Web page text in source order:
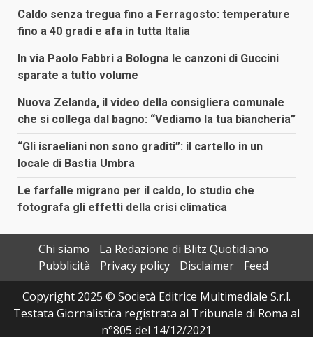
Caldo senza tregua fino a Ferragosto: temperature
fino a 40 gradi e afa in tutta Italia
In via Paolo Fabbri a Bologna le canzoni di Guccini
sparate a tutto volume
Nuova Zelanda, il video della consigliera comunale
che si collega dal bagno: “Vediamo la tua biancheria”
“Gli israeliani non sono graditi”: il cartello in un
locale di Bastia Umbra
Le farfalle migrano per il caldo, lo studio che
fotografa gli effetti della crisi climatica
Chi siamo
La Redazione di Blitz Quotidiano
Pubblicità
Privacy policy Disclaimer
Feed
Copyright 2025 © Società Editrice Multimediale S.r.l.
Testata Giornalistica registrata al Tribunale di Roma al
n°805 del 14/12/2021